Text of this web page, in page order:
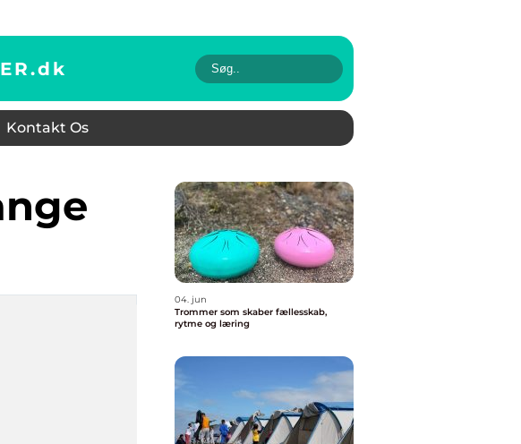
dk
Kontakt Os
04. jun
Trommer som skaber fællesskab,
rytme og læring